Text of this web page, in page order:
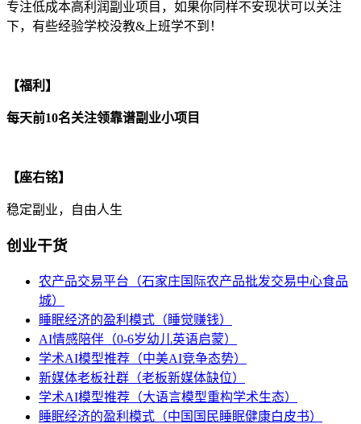
专注低成本高利润副业项目，如果你同样不安现状可以关注
下，有些经验学校没教&上班学不到！
【福利】
每天前10名关注领靠谱副业小项目
【座右铭】
稳定副业，自由人生
创业干货
农产品交易平台（石家庄国际农产品批发交易中心食品
城）
睡眠经济的盈利模式（睡觉赚钱）
AI情感陪伴（0-6岁幼儿英语启蒙）
学术AI模型推荐（中美AI竞争态势）
新媒体老板社群（老板新媒体缺位）
学术AI模型推荐（大语言模型重构学术生态）
睡眠经济的盈利模式（中国国民睡眠健康白皮书）